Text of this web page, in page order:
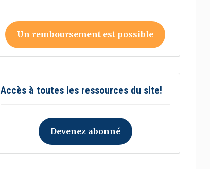
Un remboursement est possible
Accès à toutes les ressources du site!
Devenez abonné